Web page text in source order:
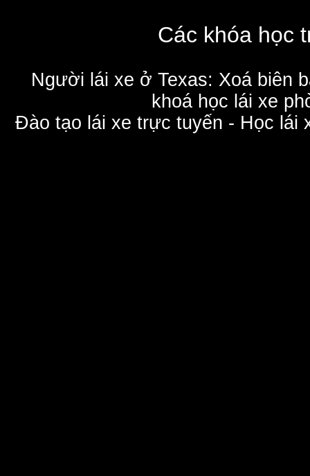
Các khóa học
Người lái xe ở Texas: Xoá biên
khoá học lái xe
Đào tạo lái xe trực tuyến - Học